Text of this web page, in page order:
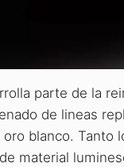
parte de la
de lineas
blanco.
material